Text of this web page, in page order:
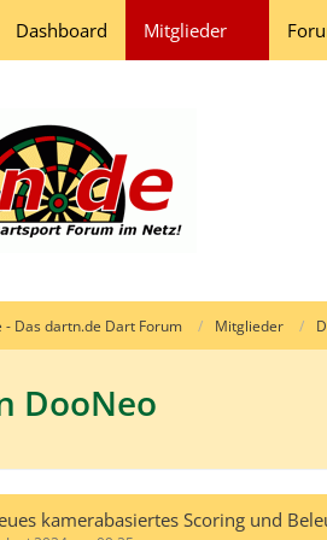
Dashboard Mitglieder
Das dartn.de Dart Forum Mitglieder
DooNeo
kamerabasiertes Scoring und